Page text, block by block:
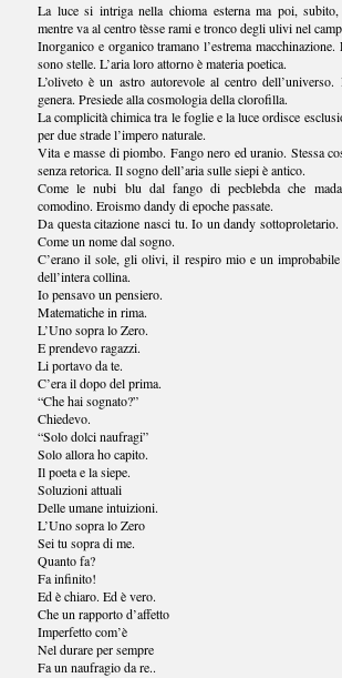
La luce si intriga nella chioma esterna ma poi, subito,
mentre va al centro tèsse rami e tronco degli ulivi nel
Inorganico e organico tramano l’estrema
sono stelle. L’aria loro attorno è materia poetica.
L’oliveto è un astro autorevole al centro dell’universo.
genera. Presiede alla cosmologia della clorofilla.
La complicità chimica tra le foglie e la luce ordisce
per due strade l’impero naturale.
Vita e masse di piombo. Fango nero ed uranio. Stessa
senza retorica. Il sogno dell’aria sulle siepi è antico.
Come le nubi blu dal fango di pecblebda che
comodino. Eroismo dandy di epoche passate.
Da questa citazione nasci tu. Io un dandy sottoproletario.
Come un nome dal sogno.
C’erano il sole, gli olivi, il respiro mio e un improbabile
dell’intera collina.
Io pensavo un pensiero.
Matematiche in rima.
L’Uno sopra lo Zero.
E prendevo ragazzi.
Li portavo da te.
C’era il dopo del prima.
“Che hai sognato?”
Chiedevo.
“Solo dolci naufragi”
Solo allora ho capito.
Il poeta e la siepe.
Soluzioni attuali
Delle umane intuizioni.
L’Uno sopra lo Zero
Sei tu sopra di me.
Quanto fa?
Fa infinito!
Ed è chiaro. Ed è vero.
Che un rapporto d’affetto
Imperfetto com’è
Nel durare per sempre
Fa un naufragio da re..